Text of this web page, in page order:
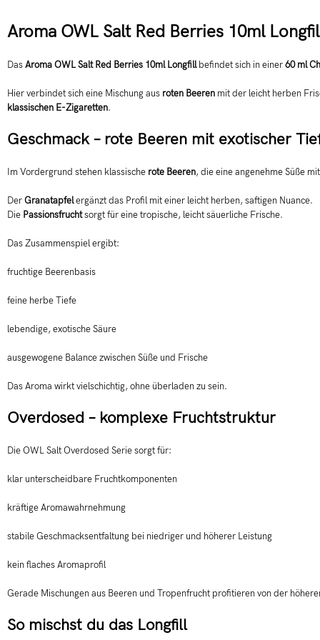
Aroma OWL Salt Red Berries 10ml
DasAroma OWL Salt Red Berries 10ml Longfillbefindet sich in einer60 ml
Hier verbindet sich eine Mischung aus roten Beeren mit der leicht herben
klassischen E-Zigaretten.
Geschmack – rote Beeren mit exotischer
Im Vordergrund stehen klassische rote Beeren, die eine angenehme Süße
DerGranatapfelergänzt das Profil mit einer leicht herben, saftigen Nuance.
Die Passionsfruchtsorgt für eine tropische, leicht säuerliche Frische.
Das Zusammenspiel ergibt:
fruchtige Beerenbasis
feine herbe Tiefe
lebendige, exotische Säure
ausgewogene Balance zwischen Süße und Frische
Das Aroma wirkt vielschichtig, ohne überladen zu sein.
Overdosed – komplexe Fruchtstruktur
Die OWL Salt Overdosed Serie sorgt für:
klar unterscheidbare Fruchtkomponenten
kräftige Aromawahrnehmung
stabile Geschmacksentfaltung bei niedriger und höherer Leistung
kein flaches Aromaprofil
Gerade Mischungen aus Beeren und Tropenfrucht profitieren von der
So mischst du das Longfill